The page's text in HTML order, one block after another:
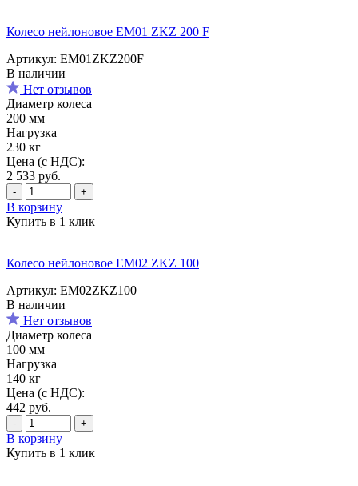
Колесо нейлоновое EM01 ZKZ 200 F
Артикул: EM01ZKZ200F
В наличии
Нет отзывов
Диаметр колеса
200 мм
Нагрузка
230 кг
Цена (с НДС):
2 533 руб.
- +
В корзину
Купить в 1 клик
Колесо нейлоновое EM02 ZKZ 100
Артикул: EM02ZKZ100
В наличии
Нет отзывов
Диаметр колеса
100 мм
Нагрузка
140 кг
Цена (с НДС):
442 руб.
- +
В корзину
Купить в 1 клик